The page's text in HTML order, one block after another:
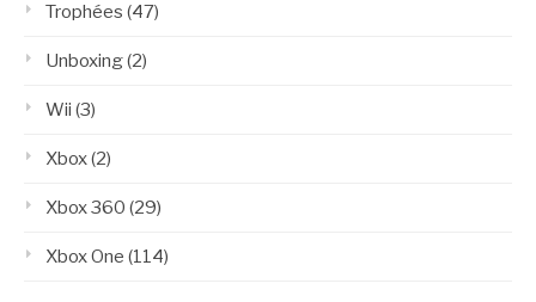
Trophées (47)
Unboxing(2)
Wii (3)
Xbox(2)
Xbox 360 (29)
Xbox One (114)